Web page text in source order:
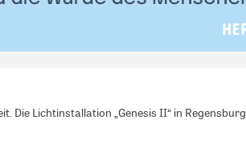
Die Lichtinstallation „Genesis II“ in Regensburg